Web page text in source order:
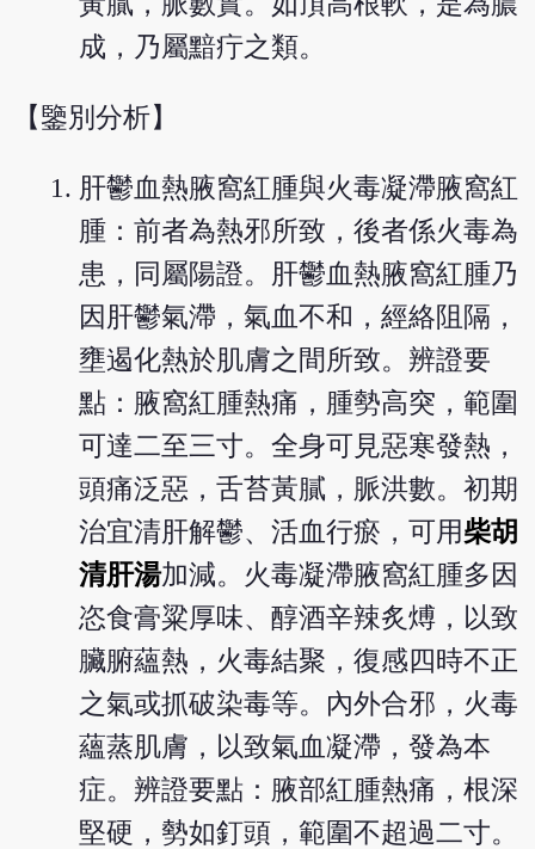
成，乃屬黯疔之類。
【鑒別分析】
肝鬱血熱腋窩紅腫與火毒凝滯腋窩紅
腫：前者為熱邪所致，後者係火毒為
患，同屬陽證。肝鬱血熱腋窩紅腫乃
因肝鬱氣滯，氣血不和，經絡阻隔，
壅遏化熱於肌膚之間所致。辨證要
點：腋窩紅腫熱痛，腫勢高突，範圍
可達二至三寸。全身可見惡寒發熱，
頭痛泛惡，舌苔黃膩，脈洪數。初期
治宜清肝解鬱、活血行瘀，可用 柴胡
清肝湯加減。火毒凝滯腋窩紅腫多因
恣食膏粱厚味、醇酒辛辣炙煿，以致
臟腑蘊熱，火毒結聚，復感四時不正
之氣或抓破染毒等。內外合邪，火毒
蘊蒸肌膚，以致氣血凝滯，發為本
症。辨證要點：腋部紅腫熱痛，根深
堅硬，勢如釘頭，範圍不超過二寸。